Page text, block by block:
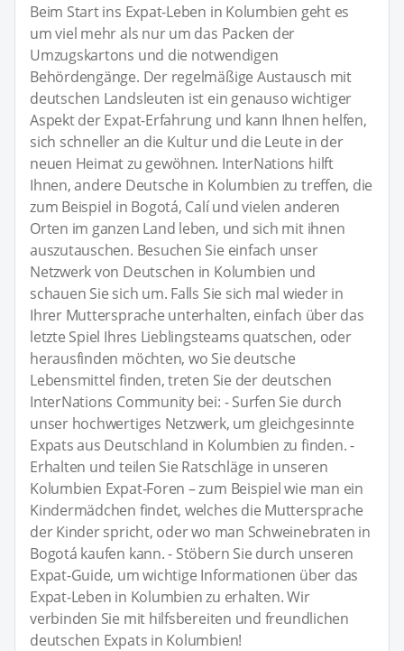
Beim Start ins Expat-Leben in Kolumbien geht es
um viel mehr als nur um das Packen der
Umzugskartons und die notwendigen
Behördengänge. Der regelmäßige Austausch mit
deutschen Landsleuten ist ein genauso wichtiger
Aspekt der Expat-Erfahrung und kann Ihnen helfen,
sich schneller an die Kultur und die Leute in der
neuen Heimat zu gewöhnen. InterNations hilft
Ihnen, andere Deutsche in Kolumbien zu treffen, die
zum Beispiel in Bogotá, Calí und vielen anderen
Orten im ganzen Land leben, und sich mit ihnen
auszutauschen. Besuchen Sie einfach unser
Netzwerk von Deutschen in Kolumbien und
schauen Sie sich um. Falls Sie sich mal wieder in
Ihrer Muttersprache unterhalten, einfach über das
letzte Spiel Ihres Lieblingsteams quatschen, oder
herausfinden möchten, wo Sie deutsche
Lebensmittel finden, treten Sie der deutschen
InterNations Community bei: - Surfen Sie durch
unser hochwertiges Netzwerk, um gleichgesinnte
Expats aus Deutschland in Kolumbien zu finden. -
Erhalten und teilen Sie Ratschläge in unseren
Kolumbien Expat-Foren – zum Beispiel wie man ein
Kindermädchen findet, welches die Muttersprache
der Kinder spricht, oder wo man Schweinebraten in
Bogotá kaufen kann. - Stöbern Sie durch unseren
Expat-Guide, um wichtige Informationen über das
Expat-Leben in Kolumbien zu erhalten. Wir
verbinden Sie mit hilfsbereiten und freundlichen
deutschen Expats in Kolumbien!